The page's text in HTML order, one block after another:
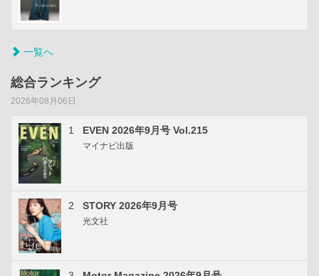
一覧へ
総合ランキング
2026年08月06日
1 EVEN 2026年9月号 Vol.215
マイナビ出版
2 STORY 2026年9月号
光文社